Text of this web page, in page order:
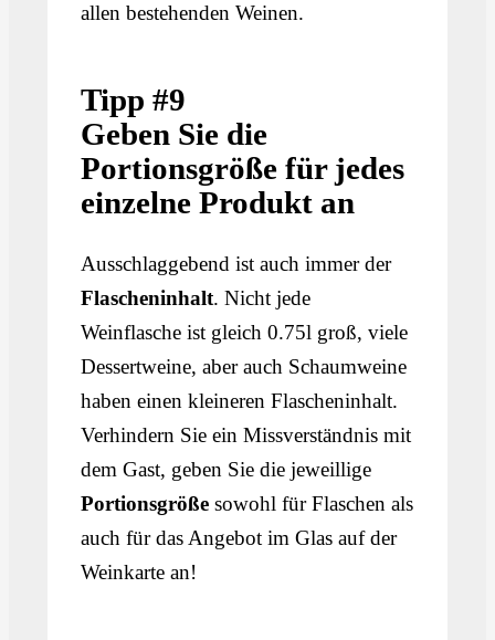
allen bestehenden Weinen.
Tipp #9
Geben Sie die
Portionsgröße für jedes
einzelne Produkt an
Ausschlaggebend ist auch immer der
Flascheninhalt. Nicht jede
Weinflasche ist gleich 0.75l groß, viele
Dessertweine, aber auch Schaumweine
haben einen kleineren Flascheninhalt.
Verhindern Sie ein Missverständnis mit
dem Gast, geben Sie die jeweillige
Portionsgröße sowohl für Flaschen als
auch für das Angebot im Glas auf der
Weinkarte an!